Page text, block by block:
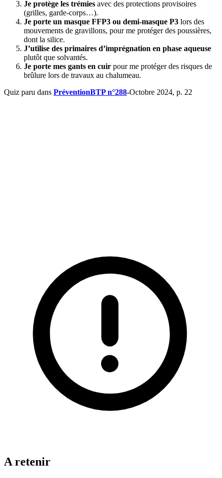
Je protège les trémies avec des protections provisoires
(grilles, garde-corps…).
Je porte un masque FFP3 ou demi-masque P3 lors des
mouvements de gravillons, pour me protéger des poussières,
dont la silice.
J’utilise des primaires d’imprégnation en phase aqueuse
plutôt que solvantés.
Je porte mes gants en cuir pour me protéger des risques de
brûlure lors de travaux au chalumeau.
Quiz paru dans PréventionBTP n°288-Octobre 2024, p. 22
A retenir